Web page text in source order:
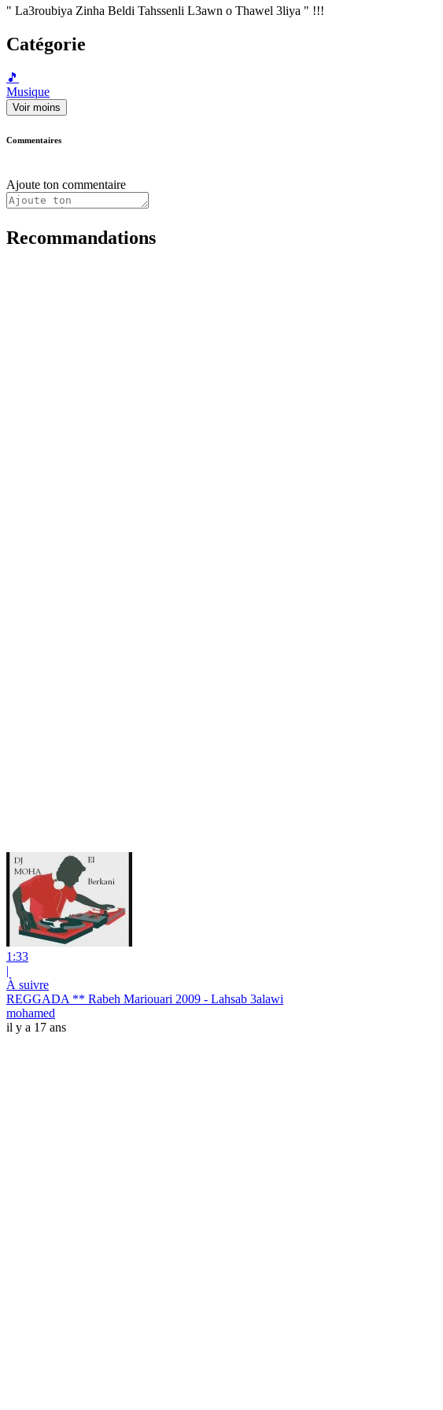
" La3roubiya Zinha Beldi Tahssenli L3awn o Thawel 3liya " !!!
Catégorie
🎵
Musique
Voir moins
Commentaires
Ajoute ton commentaire
Recommandations
1:33
|
À suivre
REGGADA ** Rabeh Mariouari 2009 - Lahsab 3alawi
mohamed
il y a 17 ans